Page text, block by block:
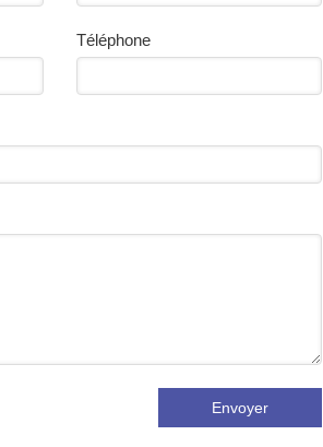
Téléphone
Envoyer